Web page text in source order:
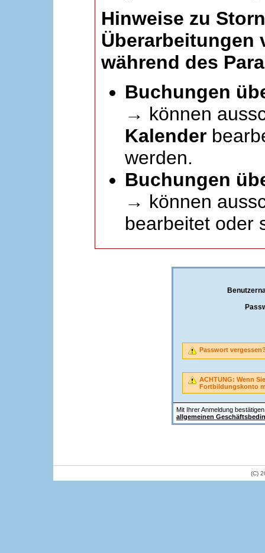
Hinweise zu
Überarbeitungen
während des
Buchungen
→ können
Kalender
werden.
Buchungen
→ können
bearbeitet oder
Mit Ihrer Anmeldung
allgemeinen
Passwort
ACHTUNG: Wenn
Fortbildungskonto
(C)